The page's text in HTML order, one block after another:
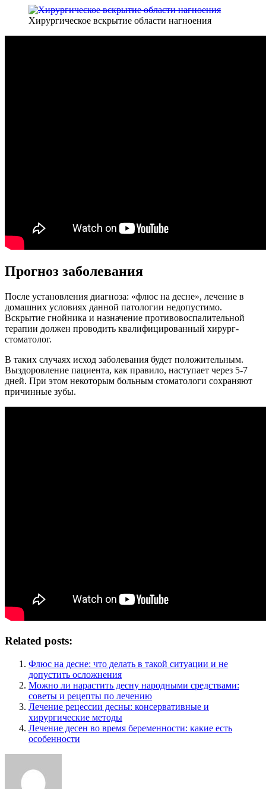
Хирургическое вскрытие области нагноения
Прогноз заболевания
После установления диагноза: «флюс на десне», лечение в
домашних условиях данной патологии недопустимо.
Вскрытие гнойника и назначение противовоспалительной
терапии должен проводить квалифицированный хирург-
стоматолог.
В таких случаях исход заболевания будет положительным.
Выздоровление пациента, как правило, наступает через 5-7
дней. При этом некоторым больным стоматологи сохраняют
причинные зубы.
Related posts:
Флюс на десне: что делать в такой ситуации и не
допустить осложнения
Можно ли нарастить десну народными средствами:
советы и рецепты по лечению
Лечение рецессии десны: консервативные и
хирургические методы
Лечение десен во время беременности: какие есть
особенности